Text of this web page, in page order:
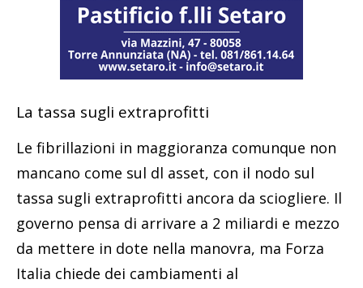
La tassa sugli extraprofitti
Le fibrillazioni in maggioranza comunque non
mancano come sul dl asset, con il nodo sul
tassa sugli extraprofitti ancora da sciogliere. Il
governo pensa di arrivare a 2 miliardi e mezzo
da mettere in dote nella manovra, ma Forza
Italia chiede dei cambiamenti al